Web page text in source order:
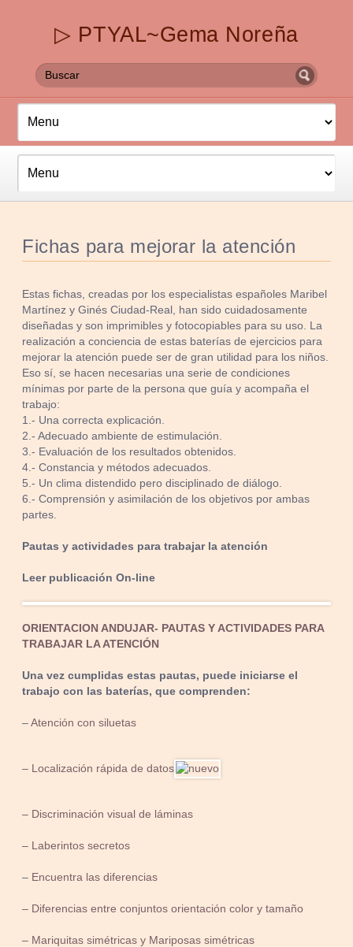
▷ PTYAL~Gema Noreña
Fichas para mejorar la atención
Estas fichas, creadas por los especialistas españoles Maribel
Martínez y Ginés Ciudad-Real, han sido cuidadosamente
diseñadas y son imprimibles y fotocopiables para su uso. La
realización a conciencia de estas baterías de ejercicios para
mejorar la atención puede ser de gran utilidad para los niños.
Eso sí, se hacen necesarias una serie de condiciones
mínimas por parte de la persona que guía y acompaña el
trabajo:
1.- Una correcta explicación.
2.- Adecuado ambiente de estimulación.
3.- Evaluación de los resultados obtenidos.
4.- Constancia y métodos adecuados.
5.- Un clima distendido pero disciplinado de diálogo.
6.- Comprensión y asimilación de los objetivos por ambas
partes.
Pautas y actividades para trabajar la atención
Leer publicación On-line
ORIENTACION ANDUJAR- PAUTAS Y ACTIVIDADES PARA
TRABAJAR LA ATENCIÓN
Una vez cumplidas estas pautas, puede iniciarse el
trabajo con las baterías, que comprenden:
–Atención con siluetas
– Localización rápida de datos
– Discriminación visual de láminas
– Laberintos secretos
– Encuentra las diferencias
– Diferencias entre conjuntos orientación color y tamaño
– Mariquitas simétricas y Mariposas simétricas